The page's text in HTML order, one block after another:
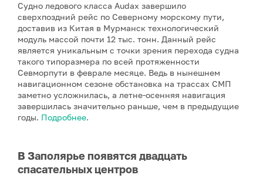
Судно ледового класса Audax завершило
сверхпоздний рейс по Северному морскому пути,
доставив из Китая в Мурманск технологический
модуль массой почти 12 тыс. тонн. Данный рейс
является уникальным с точки зрения перехода судна
такого типоразмера по всей протяженности
Севморпути в феврале месяце. Ведь в нынешнем
навигационном сезоне обстановка на трассах СМП
заметно усложнилась, а летне-осенняя навигация
завершилась значительно раньше, чем в предыдущие
годы. Подробнее.
В Заполярье появятся двадцать
спасательных центров